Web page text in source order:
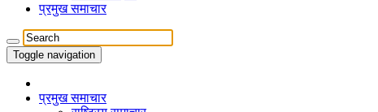
प्रमुख समाचार
Toggle navigation
प्रमुख समाचार